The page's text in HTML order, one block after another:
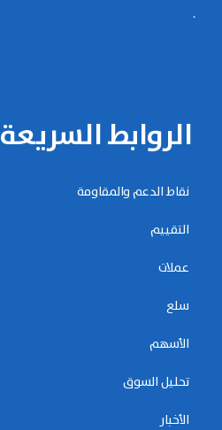
.
الروابط السريعة
نقاط الدعم والمقاومة
التقييم
عملات
سلع
الأسهم
تحليل السوق
الأخبار